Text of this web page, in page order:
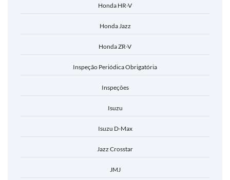
Honda HR-V
Honda Jazz
Honda ZR-V
Inspeção Periódica Obrigatória
Inspeções
Isuzu
Isuzu D-Max
Jazz Crosstar
JMJ